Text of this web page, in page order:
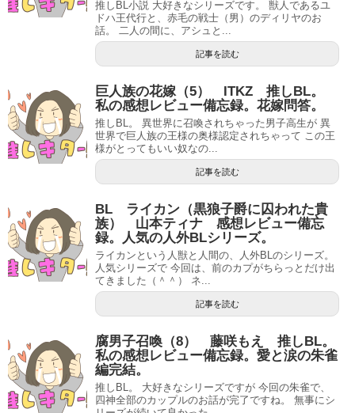
推しBL小説 大好きなシリーズです。 獣人であるユ
ドハ王代行と、赤毛の戦士（男）のディリヤのお
話。 二人の間に、アシュと...
記事を読む
巨人族の花嫁（5） ITKZ 推しBL。
私の感想レビュー備忘録。花嫁問答。
推しBL。 異世界に召喚されちゃった男子高生が 異
世界で巨人族の王様の奥様認定されちゃって この王
様がとってもいい奴なの...
記事を読む
BL ライカン（黒狼子爵に囚われた貴
族） 山本ティナ 感想レビュー備忘
録。人気の人外BLシリーズ。
ライカンという人獣と人間の、人外BLのシリーズ。
人気シリーズで 今回は、前のカプがちらっとだけ出
てきました（＾＾） ネ...
記事を読む
腐男子召喚（8） 藤咲もえ 推しBL。
私の感想レビュー備忘録。愛と涙の朱雀
編完結。
推しBL。 大好きなシリーズですが 今回の朱雀で、
四神全部のカップルのお話が完了ですね。 無事にシ